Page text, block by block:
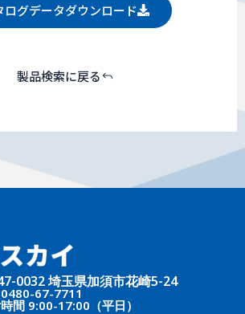
ログデータダウンロード
製品検索に戻る
0032 埼玉県加須市花崎5-24
0480-67-7711
間 9:00-17:00（平日）